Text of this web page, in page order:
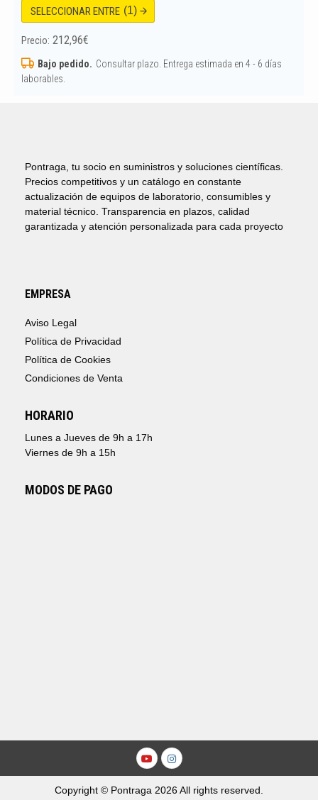
SELECCIONAR ENTRE (1)
Precio: 212,96€
Bajo pedido. Consultar plazo. Entrega estimada en 4 - 6 días
laborables.
Pontraga, tu socio en suministros y soluciones científicas.
Precios competitivos y un catálogo en constante
actualización de equipos de laboratorio, consumibles y
material técnico. Transparencia en plazos, calidad
garantizada y atención personalizada para cada proyecto
EMPRESA
Aviso Legal
Política de Privacidad
Política de Cookies
Condiciones de Venta
HORARIO
Lunes a Jueves de 9h a 17h
Viernes de 9h a 15h
MODOS DE PAGO
Youtube
Instagram
Copyright © Pontraga 2026 All rights reserved.